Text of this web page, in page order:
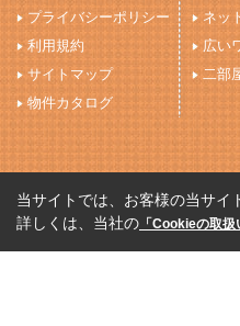
プライバシーポリシー
利用規約
サイトマップ
物件カタログ
ネッ
広い
二部
当サイトでは、お客様の当サイ
詳しくは、当社の 「Cookieの取扱